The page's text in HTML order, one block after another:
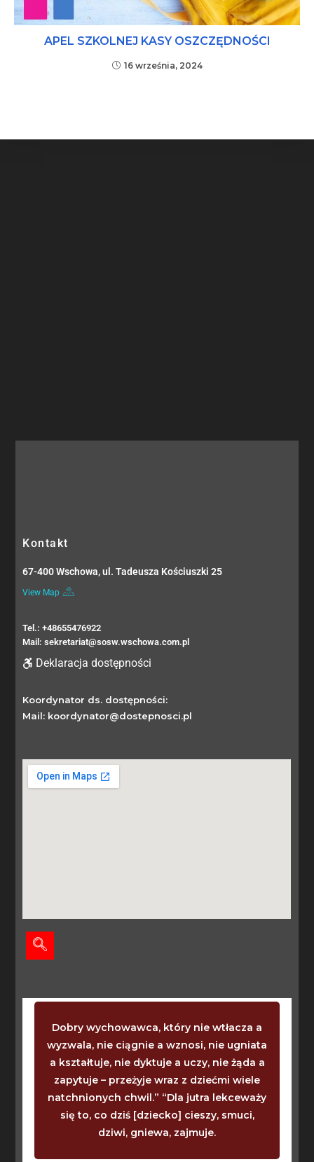
APEL SZKOLNEJ KASY OSZCZĘDNOŚCI
16 września, 2024
Kontakt
67-400 Wschowa, ul. Tadeusza Kościuszki 25
View Map
Tel.: +48655476922
Mail: sekretariat@sosw.wschowa.com.pl
Deklaracja dostępności
Koordynator ds. dostępności:
Mail: koordynator@dostepnosci.pl
Dobry wychowawca, który nie wtłacza a
wyzwala, nie ciągnie a wznosi, nie ugniata
a kształtuje, nie dyktuje a uczy, nie żąda a
zapytuje – przeżyje wraz z dziećmi wiele
natchnionych chwil.” “Dla jutra lekceważy
się to, co dziś [dziecko] cieszy, smuci,
dziwi, gniewa, zajmuje.